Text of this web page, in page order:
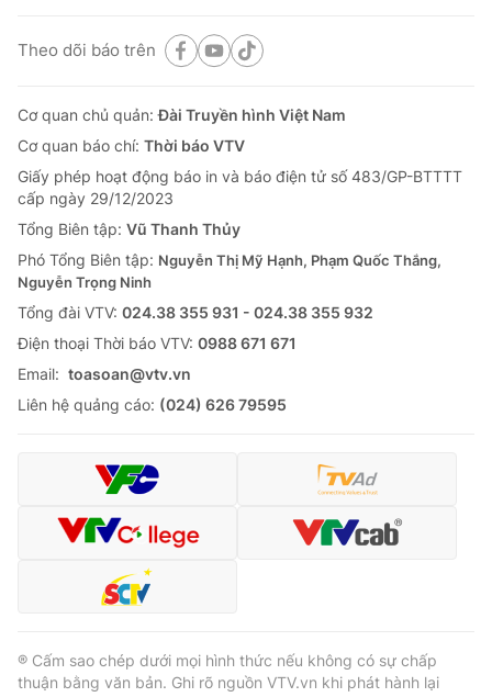
Theo dõi báo trên
Cơ quan chủ quản:Đài Truyền hình Việt Nam
Cơ quan báo chí: Thời báo VTV
Giấy phép hoạt động báo in và báo điện tử số 483/GP-BTTTT
cấp ngày 29/12/2023
Tổng Biên tập: Vũ Thanh Thủy
Phó Tổng Biên tập: Nguyễn Thị Mỹ Hạnh, Phạm Quốc Thắng,
Nguyễn Trọng Ninh
Tổng đài VTV: 024.38 355 931 - 024.38 355 932
Ðiện thoại Thời báo VTV: 0988 671 671
Email: toasoan@vtv.vn
Liên hệ quảng cáo: (024) 626 79595
® Cấm sao chép dưới mọi hình thức nếu không có sự chấp
thuận bằng văn bản. Ghi rõ nguồn VTV.vn khi phát hành lại